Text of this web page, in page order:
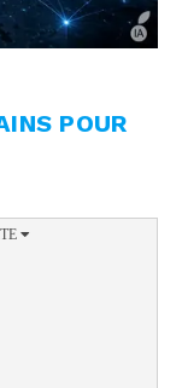
POUR